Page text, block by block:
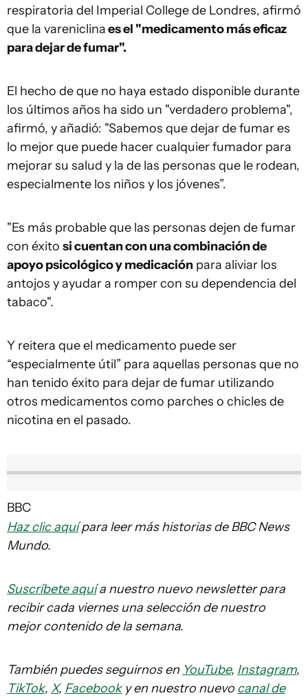
respiratoria del Imperial College de Londres, afirmó
que la vareniclinaes el "medicamento más eficaz
para dejar de fumar".
El hecho de que no haya estado disponible durante
los últimos años ha sido un "verdadero problema",
afirmó, y añadió: "Sabemos que dejar de fumar es
lo mejor que puede hacer cualquier fumador para
mejorar su salud y la de las personas que le rodean,
especialmente los niños y los jóvenes”.
"Es más probable que las personas dejen de fumar
con éxito si cuentan con una combinación de
apoyo psicológico y medicación para aliviar los
antojos y ayudar a romper con su dependencia del
tabaco".
Y reitera que el medicamento puede ser
“especialmente útil” para aquellas personas que no
han tenido éxito para dejar de fumar utilizando
otros medicamentos como parches o chicles de
nicotina en el pasado.
BBC
Haz clic aquípara leer más historias de BBC News
Mundo.
Suscríbete aquía nuestro nuevo newsletter para
recibir cada viernes una selección de nuestro
mejor contenido de la semana.
También puedes seguirnos en YouTube, Instagram,
TikTok, X, Facebooky en nuestro nuevo canal de